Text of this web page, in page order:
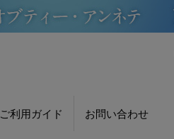
ご利用ガイド お問い合わせ